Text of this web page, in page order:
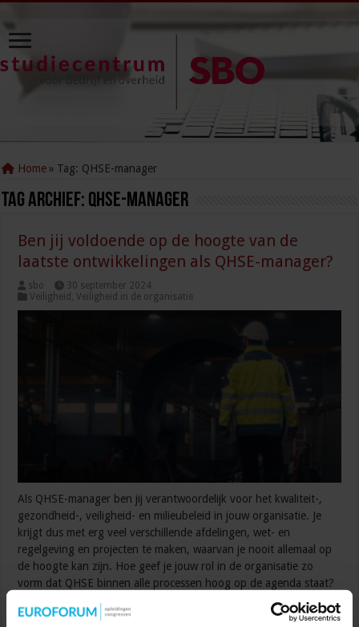
Home » Tag: QHSE-manager
Tag Archief: QHSE-manager
Ben jij voldoende op de hoogte van de
laatste ontwikkelingen als QHSE-manager?
sbo
30 september 2024
Veiligheid ,Veiligheid in de organisatie
Als QHSE-manager ben jij verantwoordelijk voor het kwaliteit-,
gezondheid-, veiligheid- en milieubeleid in jouw organisatie. Je
krijgt dus met erg veel verschillende afdelingen, wet- en
regelgeving en projecten te maken, waarvan je nooit allemaal op
de hoogte kan zijn. Hoe geef je jouw rol in de organisatie zo
vorm dat QHSE binnen alle processen hoog op de agenda staat?